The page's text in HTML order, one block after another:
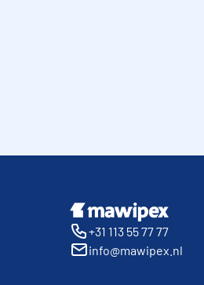
+31 113 55 77 77
info@mawipex.nl